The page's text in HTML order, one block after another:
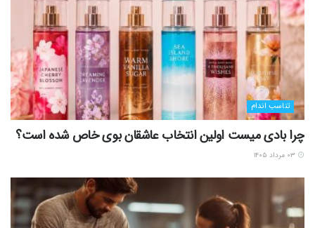
تناسب اندام
چرا بادی میست اولین انتخاب عاشقان بوی خاص شده است؟